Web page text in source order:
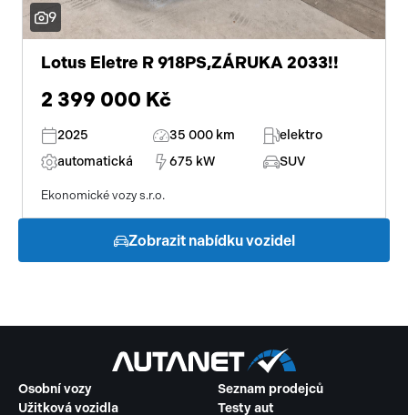
9
Lotus Eletre R 918PS,ZÁRUKA 2033!!
2 399 000 Kč
2025 35 000 km
elektro
automatická
675 kW SUV
Ekonomické vozy s.r.o.
Zobrazit nabídku vozidel
Osobní vozy
Užitková vozidla
Seznam prodejců
Testy aut